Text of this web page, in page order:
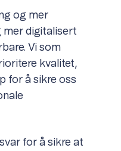
og mer
digitalisert
Vi som
kvalitet,
for å sikre oss
for å sikre at